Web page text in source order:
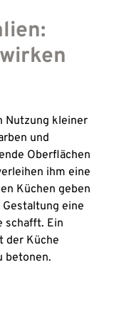
Nutzung kleiner
und
Oberflächen
ihm eine
Küchen geben
eine
schafft. Ein
der Küche
betonen.